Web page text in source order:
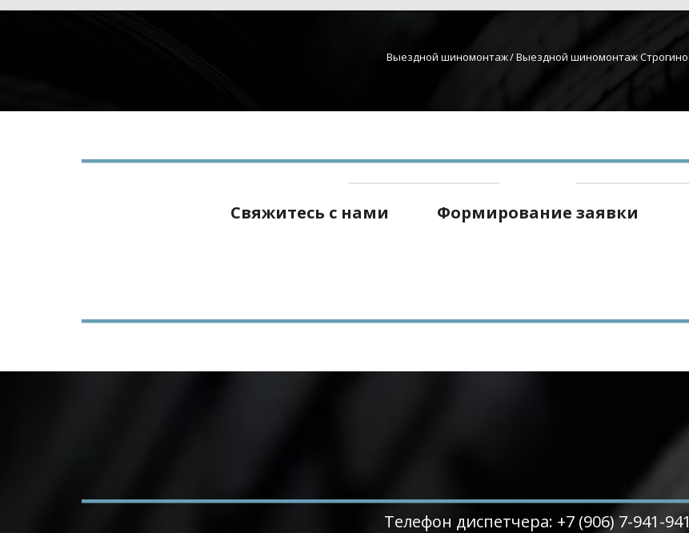
Выездной шиномонтаж / Выездной шиномонтаж Строгино
Свяжитесь с нами Формирование заявки
Телефон диспетчера: +7 (906) 7-941-941